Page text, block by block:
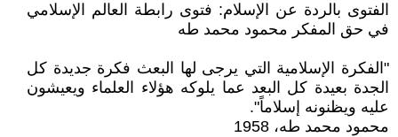
الفتوى بالردة عن الإسلام: فتوى رابطة العالم الإسلامي
في حق المفكر محمود محمد طه
"الفكرة الإسلامية التي يرجى لها البعث فكرة جديدة كل
الجدة بعيدة كل البعد عما يلوكه هؤلاء العلماء ويعيشون
عليه ويظنونه إسلاماً".
محمود محمد طه، 1958